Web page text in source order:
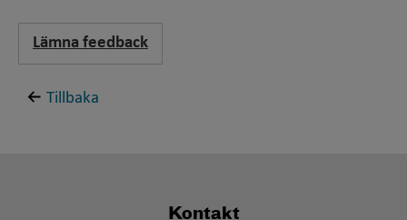
Lämna feedback
Tillbaka
Kontakt